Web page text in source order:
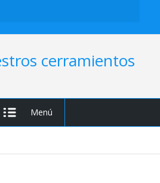
cerramientos
Menú